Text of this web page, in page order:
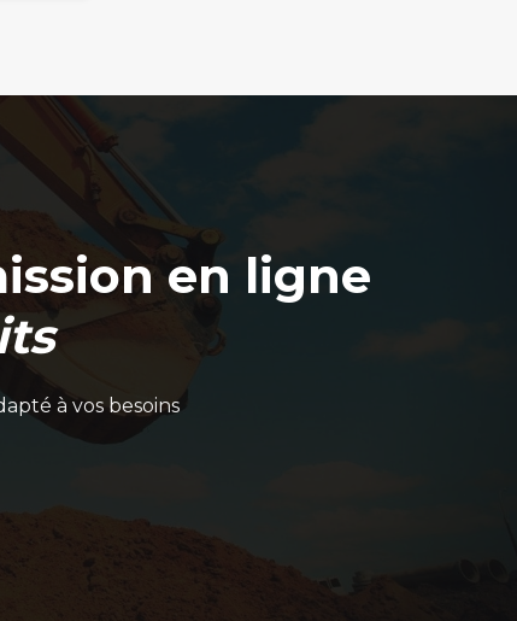
en ligne
à vos besoins